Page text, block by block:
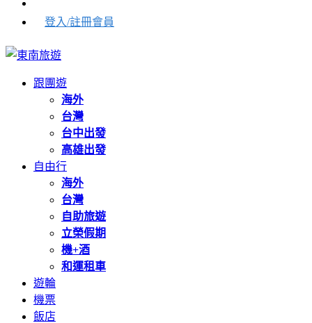
登入/註冊會員
跟團遊
海外
台灣
台中出發
高雄出發
自由行
海外
台灣
自助旅遊
立榮假期
機+酒
和運租車
遊輪
機票
飯店